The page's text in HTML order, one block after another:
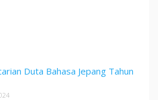
Duta Bahasa Jepang Tahun